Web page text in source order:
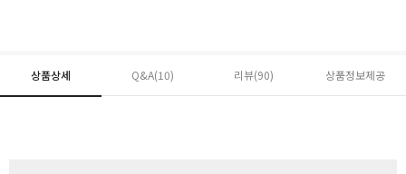
상품상세 Q&A(10) 리뷰(90) 상품정보제공